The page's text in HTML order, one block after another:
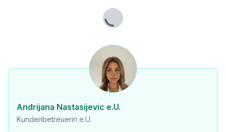
- großzügiger Abstell- / Technikraum
- Garage für 2 große Fahrzeuge
- Wohn- und Essbereich
- 2 Schlafzimmer
Lade...
Andrijana Nastasijevic e.U.
Kundenbetreuerin e.U.